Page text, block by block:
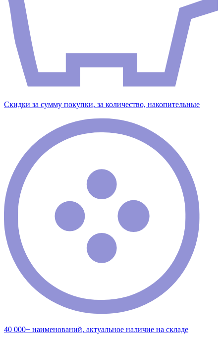
Скидки за сумму покупки, за количество, накопительные
40 000+ наименований, актуальное наличие на складе